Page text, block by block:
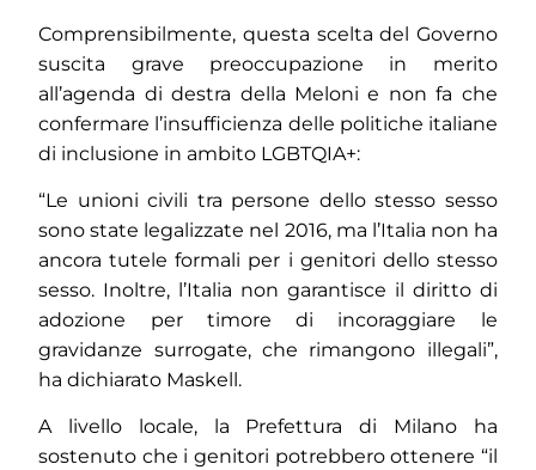
Comprensibilmente, questa scelta del Governo
suscita grave preoccupazione in merito
all’agenda di destra della Meloni e non fa che
confermare l’insufficienza delle politiche italiane
di inclusione in ambito LGBTQIA+:
“Le unioni civili tra persone dello stesso sesso
sono state legalizzate nel 2016, ma l’Italia non ha
ancora tutele formali per i genitori dello stesso
sesso. Inoltre, l’Italia non garantisce il diritto di
adozione per timore di incoraggiare le
gravidanze surrogate, che rimangono illegali”,
ha dichiarato Maskell.
A livello locale, la Prefettura di Milano ha
sostenuto che i genitori potrebbero ottenere “il